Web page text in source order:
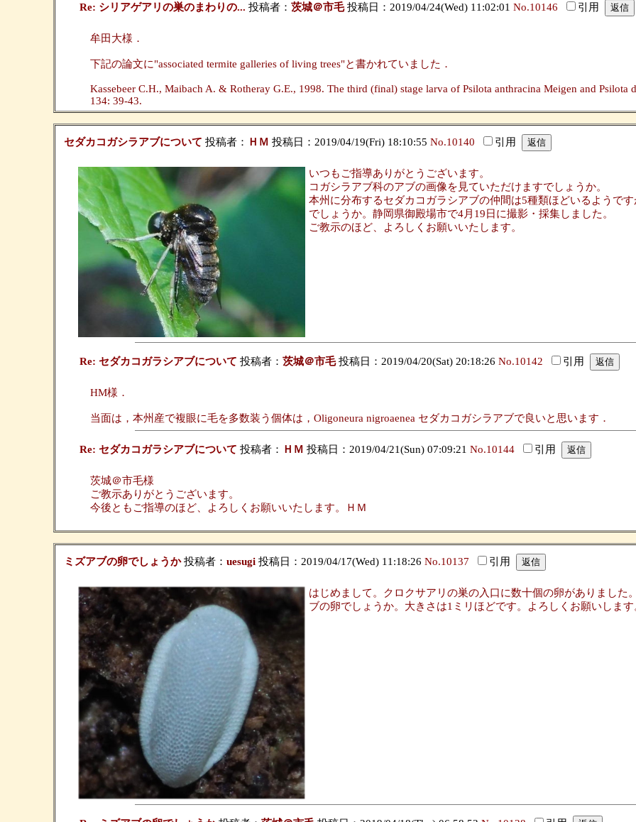
Re: シリアゲアリの巣のまわりの... 投稿者： 茨城＠市毛投稿日：2019/04/24(Wed) 11:02:01 No.10146 引用
牟田大様．
下記の論文に"associated termite galleries of living trees"と書かれていました．
Kassebeer C.H., Maibach A. & Rotheray G.E., 1998. The third (final) stage larva of Psilota anthracina Meigen and
134: 39-43.
セダカコガシラアブについて 投稿者： ＨＭ 投稿日：2019/04/19(Fri) 18:10:55 No.10140 引用
いつもご指導ありがとうございます。
コガシラアブ科のアブの画像を見ていただけますでしょうか。
本州に分布するセダカコガラシアブの仲間は5種類ほどいるようで
でしょうか。静岡県御殿場市で4月19日に撮影・採集しました。
ご教示のほど、よろしくお願いいたします。
Re: セダカコガラシアブについて 投稿者： 茨城＠市毛投稿日：2019/04/20(Sat) 20:18:26 No.10142 引用
HM様．
当面は，本州産で複眼に毛を多数装う個体は，Oligoneura nigroaenea セダカコガシラアブで良いと思います．
Re: セダカコガラシアブについて 投稿者： ＨＭ 投稿日：2019/04/21(Sun) 07:09:21 No.10144 引用
茨城＠市毛様
ご教示ありがとうございます。
今後ともご指導のほど、よろしくお願いいたします。ＨＭ
ミズアブの卵でしょうか投稿者： uesugi 投稿日：2019/04/17(Wed) 11:18:26 No.10137 引用
はじめまして。クロクサアリの巣の入口に数十個の卵がありまし
ブの卵でしょうか。大きさは1ミリほどです。よろしくお願いします